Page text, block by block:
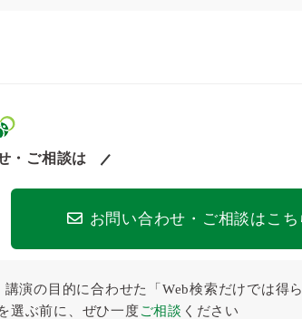
・ご相談は
お問い合わせ・ご相談はこち
演の目的に合わせた「Web検索だけでは得
選ぶ前に、ぜひ⼀度ご相談 ください